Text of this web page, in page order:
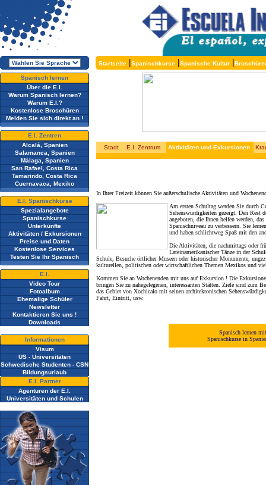
Startseite |Spanischkurse |Spanische Kultur |
Spanisch lernen
Über die E.I.
Warum Spanisch lernen?
Warum E.I.?
Kostenlose Broschüren
Melden Sie sich direkt an !
E.I. Zentren
Alcalá, Spanien
Salamanca, Spanien
Málaga, Spanien
San Rafael, Costa Rica
Tamarindo, Costa Rica
Cuernavaca, Mexiko
E.I. Spanischkurse
Spezialangebote
Spanischkurse
Unterkünfte
Aktivitäten / Exkursionen
Preise und Daten
Kostenlose Services
Testen Sie Ihr Spanisch
E.I.
Video Tour
Fotoalbum
Ehemalige Schüler
Newsletter
Kontaktieren Sie uns !
Downloads
Informationen
Visum
US - Universitäten
Schwedische Studenten - CSN
Bildungsurlaub
E.I. Partner
Agenturen der E.I.
Universitäten und Schulen
Stadt E.I. Zentrum Aktivitäten und Exkursionen
In Ihrer Freizeit können Sie außerschulische Aktivitäten und
Am ersten Schultag werden Sie durch
Sehenswürdigkeiten gezeigt. Den Rest
angeboten, die Ihnen helfen werden,
Spanischniveau zu verbessern. Sie
und haben schlichtweg Spaß mit den
Die Aktivitäten, die nachmittags oder
Lateinamerikanischer Tänze in der
Schule, Besuche örtlicher Museen oder historischer Monumente,
kulturellen, politischen oder wirtschaftlichen Themen Mexikos und
Kommen Sie an Wochenenden mit uns auf Exkursion ! Die
bringen Sie zu nahegelegenen, interessanten Stätten. Ziele sind zum
das Gebiet von Xochicalo mit seinen architektonischen
Fahrt, Eintritt, usw.
Spanisch lernen
Spanischkurse in